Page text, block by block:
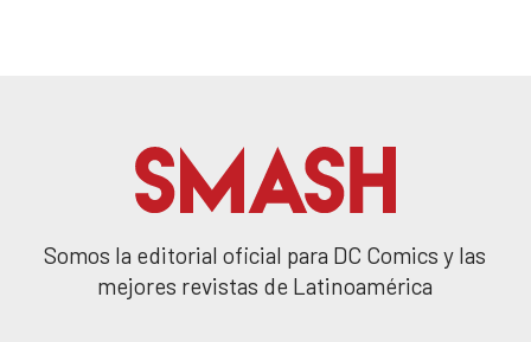
Somos la editorial oficial para DC Comics y las
mejores revistas de Latinoamérica